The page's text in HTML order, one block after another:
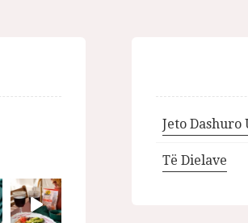
Jeto Dashuro
Të Dielave